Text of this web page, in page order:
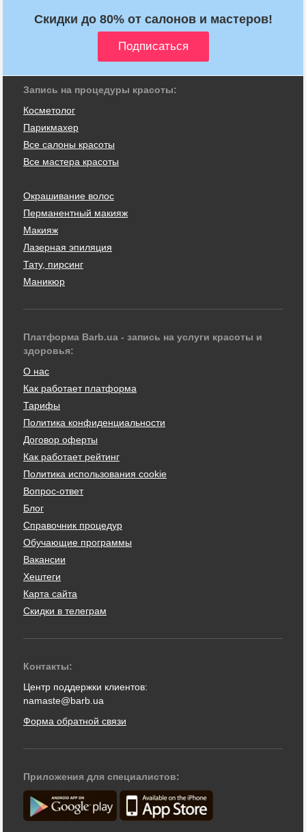
Скидки до 80% от салонов и мастеров!
Запись на процедуры красоты:
Косметолог
Парикмахер
Все салоны красоты
Все мастера красоты
Окрашивание волос
Перманентный макияж
Макияж
Лазерная эпиляция
Тату, пирсинг
Маникюр
Платформа Barb.ua - запись на услуги красоты и
здоровья:
О нас
Как работает платформа
Тарифы
Политика конфиденциальности
Договор оферты
Как работает рейтинг
Политика использования cookie
Вопрос-ответ
Блог
Справочник процедур
Обучающие программы
Вакансии
Хештеги
Карта сайта
Скидки в телеграм
Контакты:
Центр поддержки клиентов:
namaste@barb.ua
Форма обратной связи
Приложения для специалистов: